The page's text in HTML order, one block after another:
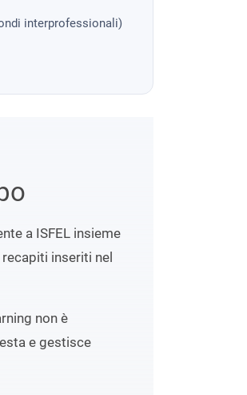
interprofessionali)
a ISFEL insieme
inseriti nel
non è
e gestisce